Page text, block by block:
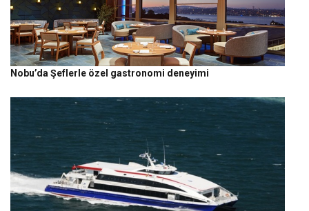
Nobu’da Şeflerle özel gastronomi deneyimi